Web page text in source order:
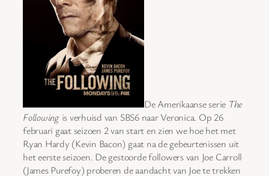
De Amerikaanse serie The
Followingis verhuisd van SBS6 naar Veronica. Op 26
februari gaat seizoen 2 van start en zien we hoe het met
Ryan Hardy (Kevin Bacon) gaat na de gebeurtenissen uit
het eerste seizoen. De gestoorde followers van Joe Carroll
(James Purefoy) proberen de aandacht van Joe te trekken